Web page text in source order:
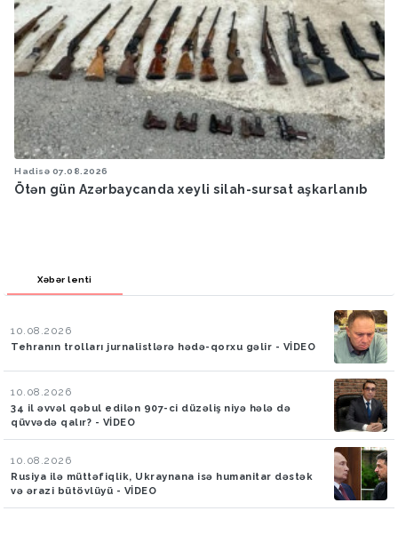
Hadisə 07.08.2026
Ötən gün Azərbaycanda xeyli silah-sursat aşkarlanıb
Xəbər lenti
10.08.2026
Tehranın trolları jurnalistlərə hədə-qorxu gəlir - VİDEO
10.08.2026
34 il əvvəl qəbul edilən 907-ci düzəliş niyə hələ də
qüvvədə qalır? - VİDEO
10.08.2026
Rusiya ilə müttəfiqlik, Ukraynana isə humanitar dəstək
və ərazi bütövlüyü - VİDEO